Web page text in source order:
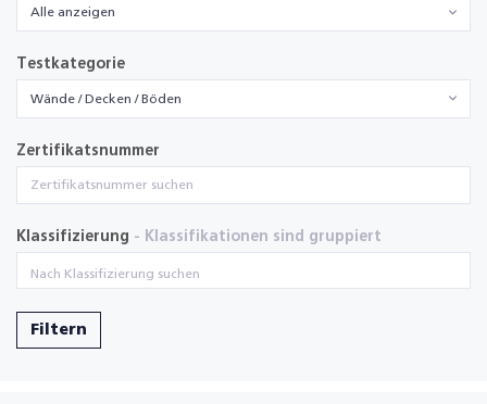
Alle anzeigen
Testkategorie
Wände / Decken / Böden
Zertifikatsnummer
Klassifizierung - Klassifikationen sind gruppiert
Filtern